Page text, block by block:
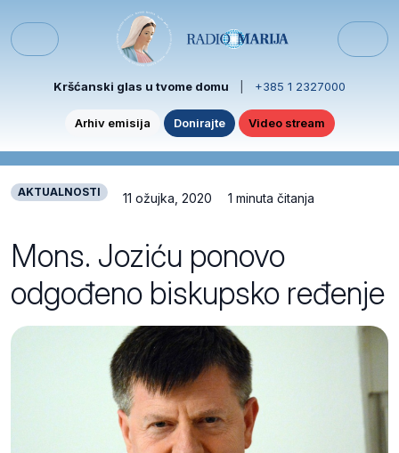
Menu
Kršćanski glas u tvome domu +385 1 2327000
Arhiv emisija Donirajte Video stream
AKTUALNOSTI 11 ožujka, 2020 1 minuta čitanja
Mons. Joziću ponovo
odgođeno biskupsko ređenje